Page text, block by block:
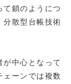
て鎖のようにつ
分散型台帳技術
中心となって
ェーンでは複数